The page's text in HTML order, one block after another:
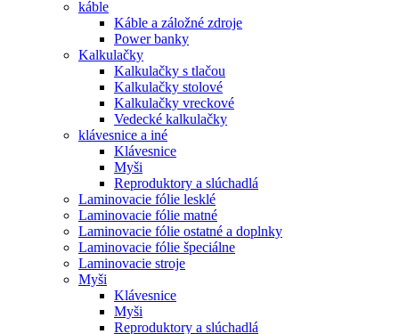
káble
Káble a záložné zdroje
Power banky
Kalkulačky
Kalkulačky s tlačou
Kalkulačky stolové
Kalkulačky vreckové
Vedecké kalkulačky
klávesnice a iné
Klávesnice
Myši
Reproduktory a slúchadlá
Laminovacie fólie lesklé
Laminovacie fólie matné
Laminovacie fólie ostatné a doplnky
Laminovacie fólie špeciálne
Laminovacie stroje
Myši
Klávesnice
Myši
Reproduktory a slúchadlá